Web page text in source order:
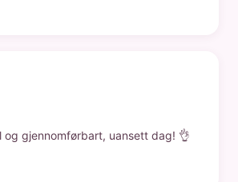
og gjennomførbart, uansett dag! 👌